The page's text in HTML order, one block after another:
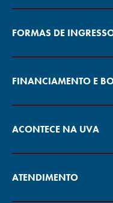
FORMAS DE
FINANCIAMENTO E
ACONTECE NA UVA
ATENDIMENTO